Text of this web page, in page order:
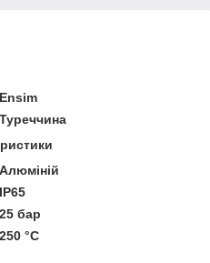
Ensim
Туреччина
Алюміній
IP65
25 бар
250 °C